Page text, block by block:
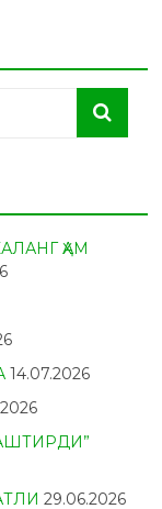
ҲАМ
14.07.2026
29.06.2026